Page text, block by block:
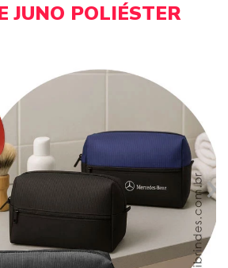
JUNO POLIÉSTER